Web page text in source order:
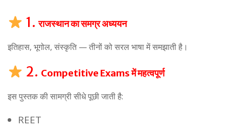
1.राजस्थान का समग्र अध्ययन
इतिहास, भूगोल, संस्कृति — तीनों को सरल भाषा में समझाती है।
2. Competitive Exams में महत्वपूर्ण
इस पुस्तक की सामग्री सीधे पूछी जाती है:
REET